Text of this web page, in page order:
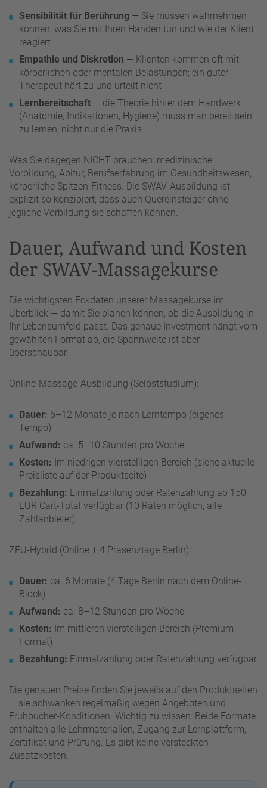
Sensibilität für Berührung — Sie müssen wahrnehmen
können, was Sie mit Ihren Händen tun und wie der Klient
reagiert
Empathie und Diskretion — Klienten kommen oft mit
körperlichen oder mentalen Belastungen; ein guter
Therapeut hört zu und urteilt nicht
Lernbereitschaft — die Theorie hinter dem Handwerk
(Anatomie, Indikationen, Hygiene) muss man bereit sein
zu lernen, nicht nur die Praxis
Was Sie dagegen NICHT brauchen: medizinische
Vorbildung, Abitur, Berufserfahrung im Gesundheitswesen,
körperliche Spitzen-Fitness. Die SWAV-Ausbildung ist
explizit so konzipiert, dass auch Quereinsteiger ohne
jegliche Vorbildung sie schaffen können.
Dauer, Aufwand und Kosten
der SWAV-Massagekurse
Die wichtigsten Eckdaten unserer Massagekurse im
Überblick — damit Sie planen können, ob die Ausbildung in
Ihr Lebensumfeld passt. Das genaue Investment hängt vom
gewählten Format ab, die Spannweite ist aber
überschaubar.
Online-Massage-Ausbildung (Selbststudium):
Dauer: 6–12 Monate je nach Lerntempo (eigenes
Tempo)
Aufwand: ca. 5–10 Stunden pro Woche
Kosten: Im niedrigen vierstelligen Bereich (siehe aktuelle
Preisliste auf der Produktseite)
Bezahlung: Einmalzahlung oder Ratenzahlung ab 150
EUR Cart-Total verfügbar (10 Raten möglich, alle
Zahlanbieter)
ZFU-Hybrid (Online + 4 Präsenztage Berlin):
Dauer: ca. 6 Monate (4 Tage Berlin nach dem Online-
Block)
Aufwand: ca. 8–12 Stunden pro Woche
Kosten: Im mittleren vierstelligen Bereich (Premium-
Format)
Bezahlung: Einmalzahlung oder Ratenzahlung verfügbar
Die genauen Preise finden Sie jeweils auf den Produktseiten
— sie schwanken regelmäßig wegen Angeboten und
Frühbucher-Konditionen. Wichtig zu wissen: Beide Formate
enthalten alle Lehrmaterialien, Zugang zur Lernplattform,
Zertifikat und Prüfung. Es gibt keine versteckten
Zusatzkosten.